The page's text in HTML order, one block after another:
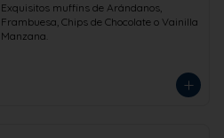
Exquisitos muffins de Arándanos,
Frambuesa, Chips de Chocolate o Vainilla
Manzana.